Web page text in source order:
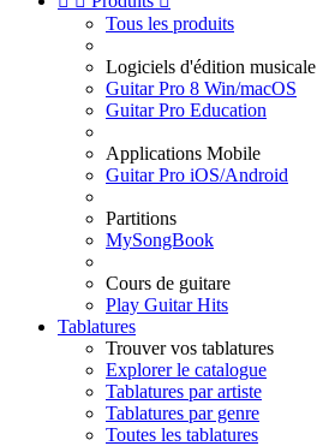
Tous les produits
Logiciels d'édition musicale
Guitar Pro 8 Win/macOS
Guitar Pro Education
Applications Mobile
Guitar Pro iOS/Android
Partitions
MySongBook
Cours de guitare
Play Guitar Hits
Tablatures
Trouver vos tablatures
Explorer le catalogue
Tablatures par artiste
Tablatures par genre
Toutes les tablatures